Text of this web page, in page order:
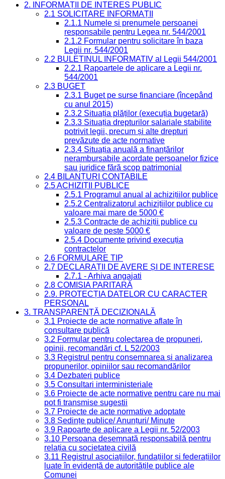
2. INFORMAȚII DE INTERES PUBLIC
2.1 SOLICITARE INFORMAȚII
2.1.1 Numele și prenumele persoanei
responsabile pentru Legea nr. 544/2001
2.1.2 Formular pentru solicitare în baza
Legii nr. 544/2001
2.2 BULETINUL INFORMATIV al Legii 544/2001
2.2.1 Rapoartele de aplicare a Legii nr.
544/2001
2.3 BUGET
2.3.1 Buget pe surse financiare (începând
cu anul 2015)
2.3.2 Situația plăților (execuția bugetară)
2.3.3 Situația drepturilor salariale stabilite
potrivit legii, precum și alte drepturi
prevăzute de acte normative
2.3.4 Situația anuală a finanțărilor
nerambursabile acordate persoanelor fizice
sau juridice fără scop patrimonial
2.4 BILANȚURI CONTABILE
2.5 ACHIZIȚII PUBLICE
2.5.1 Programul anual al achizițiilor publice
2.5.2 Centralizatorul achizițiilor publice cu
valoare mai mare de 5000 €
2.5.3 Contracte de achiziții publice cu
valoare de peste 5000 €
2.5.4 Documente privind execuția
contractelor
2.6 FORMULARE TIP
2.7 DECLARAȚII DE AVERE ȘI DE INTERESE
2.7.1 - Arhiva angajati
2.8 COMISIA PARITARĂ
2.9. PROTECȚIA DATELOR CU CARACTER
PERSONAL
3. TRANSPARENȚĂ DECIZIONALĂ
3.1 Proiecte de acte normative aflate în
consultare publică
3.2 Formular pentru colectarea de propuneri,
opinii, recomandări cf. L 52/2003
3.3 Registrul pentru consemnarea și analizarea
propunerilor, opiniilor sau recomandărilor
3.4 Dezbateri publice
3.5 Consultari interministeriale
3.6 Proiecte de acte normative pentru care nu mai
pot fi transmise sugestii
3.7 Proiecte de acte normative adoptate
3.8 Ședințe publice/ Anunțuri/ Minute
3.9 Rapoarte de aplicare a Legii nr. 52/2003
3.10 Persoana desemnată responsabilă pentru
relația cu societatea civilă
3.11 Registrul asociațiilor, fundațiilor și federațiilor
luate în evidență de autoritățile publice ale
Comunei